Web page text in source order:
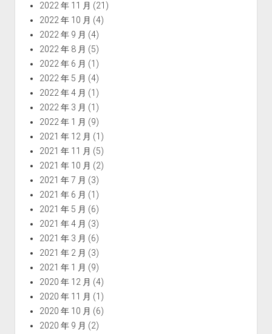
2022 年 11 月 (21)
2022 年 10 月 (4)
2022 年 9 月 (4)
2022 年 8 月 (5)
2022 年 6 月 (1)
2022 年 5 月 (4)
2022 年 4 月 (1)
2022 年 3 月 (1)
2022 年 1 月 (9)
2021 年 12 月 (1)
2021 年 11 月 (5)
2021 年 10 月 (2)
2021 年 7 月 (3)
2021 年 6 月 (1)
2021 年 5 月 (6)
2021 年 4 月 (3)
2021 年 3 月 (6)
2021 年 2 月 (3)
2021 年 1 月 (9)
2020 年 12 月 (4)
2020 年 11 月 (1)
2020 年 10 月 (6)
2020 年 9 月 (2)